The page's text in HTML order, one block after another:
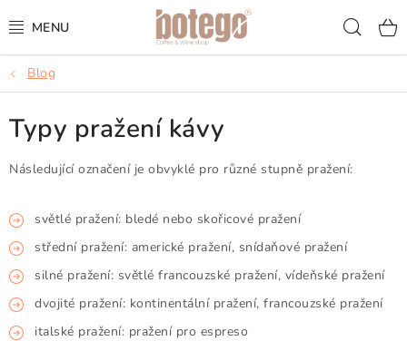
na
KÁVA
FRAPPÉ
VÍNA
ŠUMIVÁ VÍNA
KOKTEJLY & APERITIVY
ČAJ & ČOKOLÁDA
Blog
Typy pražení kávy
Následující označení je obvyklé pro různé stupně pražení:
světlé pražení: bledé nebo skořicové pražení
střední pražení: americké pražení, snídaňové pražení
silné pražení: světlé francouzské pražení, vídeňské pražení
dvojité pražení: kontinentální pražení, francouzské pražení
italské pražení: pražení pro espreso